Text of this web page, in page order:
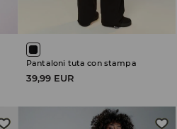
Pantaloni tuta con stampa
39,99 EUR